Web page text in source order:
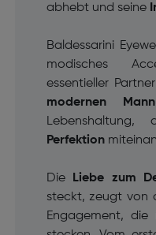
abhebt und seine
Baldessarini
modisches
essentieller
modernen Mann
Lebenshaltung,
Perfektion
Die Liebe zum
steckt, zeugt von
Engagement, die